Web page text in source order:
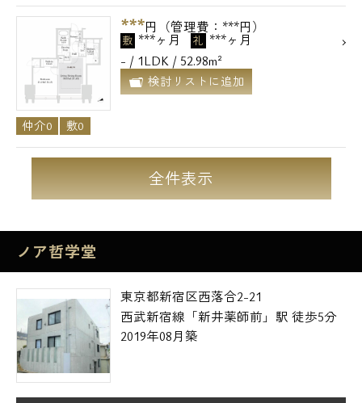
***円（管理費：***円）
敷 ***ヶ月 礼 ***ヶ月
- / 1LDK / 52.98m²
検討リストに追加
仲介0 敷0
全件表示
ノア哲学堂
東京都新宿区西落合2-21
西武新宿線「新井薬師前」駅 徒歩5分
2019年08月築